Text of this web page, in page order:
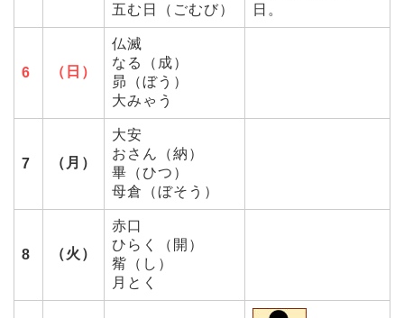
五む日（ごむび）
日。
6 （日）
仏滅
なる（成）
昴（ぼう）
大みゃう
7 （月）
大安
おさん（納）
畢（ひつ）
母倉（ぼそう）
8 （火）
赤口
ひらく（開）
觜（し）
月とく